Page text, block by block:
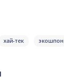
хай-тек экошпон